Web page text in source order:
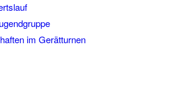
im Gerätturnen